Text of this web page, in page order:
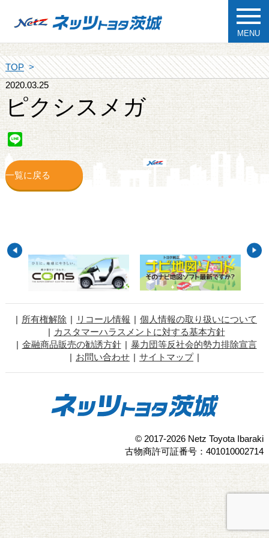
MENU
TOP
2020.03.25
ピクシスメガ
Line
一覧に戻る
所有権解除 リコール情報
個人情報の取り扱いについて
カスタマーハラスメントに対する基本方針
金融商品販売の勧誘方針
暴力団等反社会的勢力排除宣言
お問い合わせ
サイトマップ
© 2017-2026 Netz Toyota Ibaraki
古物商許可証番号：401010002714